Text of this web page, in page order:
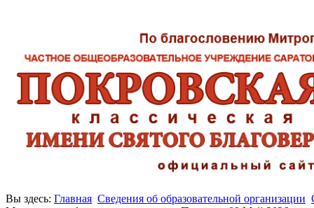
Вы здесь: Главная Сведения об образовательной организации